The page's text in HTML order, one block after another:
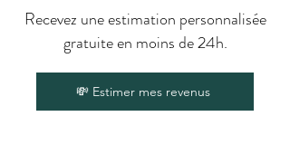
Recevez une estimation personnalisée
gratuite en moins de 24h.
💸 Estimer mes revenus